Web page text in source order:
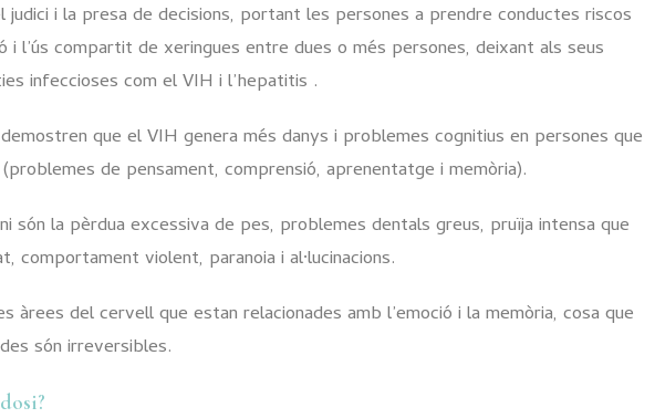
i la presa de decisions, portant les persones a prendre conductes riscos
l’ús compartit de xeringues entre dues o més persones, deixant als seus
infeccioses com el VIH i l’hepatitis .
que el VIH genera més danys i problemes cognitius en persones que
de pensament, comprensió, aprenentatge i memòria).
són la pèrdua excessiva de pes, problemes dentals greus, pruïja intensa que
comportament violent, paranoia i al·lucinacions.
àrees del cervell que estan relacionades amb l’emoció i la memòria, cosa que
són irreversibles.